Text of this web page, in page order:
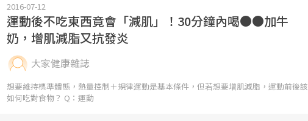
2016-07-12
運動後不吃東西竟會「減肌」！30分鐘內喝●●加牛
奶，增肌減脂又抗發炎
大家健康雜誌
想要維持標準體態，熱量控制＋規律運動是基本條件，但若想要增肌減脂，運動前後該
如何吃對食物？ Q：運動